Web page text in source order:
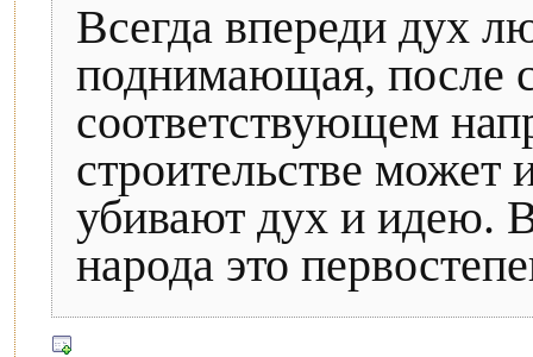
Всегда впереди дух
поднимающая, после
соответствующем
строительстве может
убивают дух и идею.
народа это